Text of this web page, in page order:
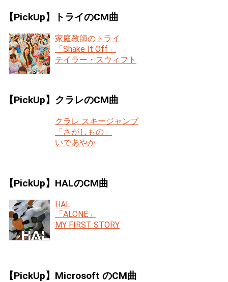
【PickUp】トライのCM曲
家庭教師のトライ
「Shake It Off」
テイラー・スウィフト
【PickUp】クラレのCM曲
クラレ スキージャンプ
「さがしもの」
いであやか
【PickUp】HALのCM曲
HAL
「ALONE」
MY FIRST STORY
【PickUp】Microsoft のCM曲